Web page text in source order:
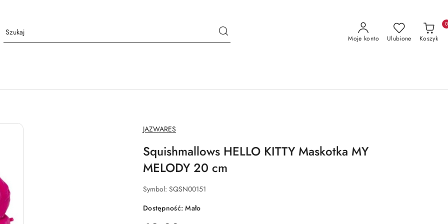
Moje konto Ulubione Koszyk
0
NAZWA
PRODUCENTA:
JAZWARES
Squishmallows HELLO KITTY Maskotka MY
MELODY 20 cm
Symbol: SQSN00151
Dostępność:Mało